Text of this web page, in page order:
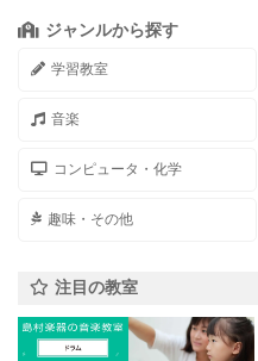
ジャンルから探す
学習教室
音楽
コンピュータ・化学
趣味・その他
注目の教室